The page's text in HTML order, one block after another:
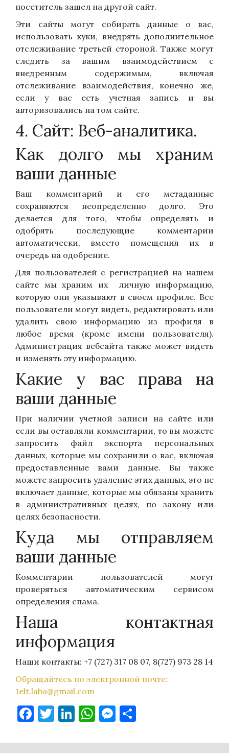
посетитель зашел на другой сайт.
Эти сайты могут собирать данные о вас,
использовать куки, внедрять дополнительное
отслеживание третьей стороной. Также могут
следить за вашим взаимодействием с
внедренным содержимым, включая
отслеживание взаимодействия, конечно же,
если у вас есть учетная запись и вы
авторизовались на том сайте.
4. Сайт: Веб-аналитика.
Как долго мы храним
ваши данные
Ваш комментарий и его метаданные
сохраняются неопределенно долго. Это
делается для того, чтобы определять и
одобрять последующие комментарии
автоматически, вместо помещения их в
очередь на одобрение.
Для пользователей с регистрацией на нашем
сайте мы храним их личную информацию,
которую они указывают в своем профиле. Все
пользователи могут видеть, редактировать или
удалить свою информацию из профиля в
любое время (кроме имени пользователя).
Администрация вебсайта также может видеть
и изменять эту информацию.
Какие у вас права на
ваши данные
При наличии учетной записи на сайте или
если вы оставляли комментарии, то вы можете
запросить файл экспорта персональных
данных, которые мы сохранили о вас, включая
предоставленные вами данные. Вы также
можете запросить удаление этих данных, это не
включает данные, которые мы обязаны хранить
в административных целях, по закону или
целях безопасности.
Куда мы отправляем
ваши данные
Комментарии пользователей могут
проверяться автоматическим сервисом
определения спама.
Наша контактная
информация
Наши контакты: +7 (727) 317 08 07, 8(727) 973 28 14
Обращайтесь по электронной почте:
1elt.laba@gmail.com
Facebook
Twitter
LinkedIn
WhatsApp
Messenger